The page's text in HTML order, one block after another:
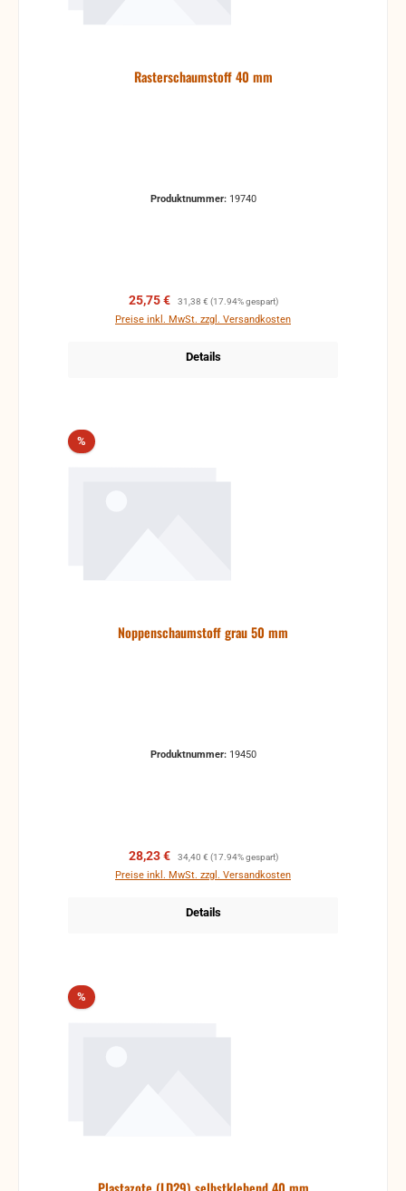
Rasterschaumstoff 40 mm
Produktnummer: 19740
Verkaufspreis:
25,75 € Regulärer Preis:
31,38 € (17.94% gespart)
Preise inkl. MwSt. zzgl. Versandkosten
Details
%Rabatt
Noppenschaumstoff grau 50 mm
Produktnummer: 19450
Verkaufspreis:
28,23 € Regulärer Preis:
34,40 € (17.94% gespart)
Preise inkl. MwSt. zzgl. Versandkosten
Details
%Rabatt